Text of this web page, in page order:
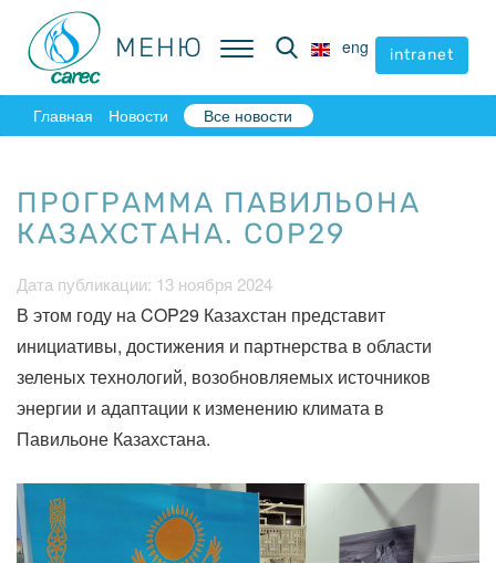
МЕНЮ eng intranet
МЕНЮ eng intranet
Главная Новости Все новости
ПРОГРАММА ПАВИЛЬОНА
КАЗАХСТАНА. COP29
Дата публикации: 13 ноября 2024
В этом году на COP29 Казахстан представит
инициативы, достижения и партнерства в области
зеленых технологий, возобновляемых источников
энергии и адаптации к изменению климата в
Павильоне Казахстана.